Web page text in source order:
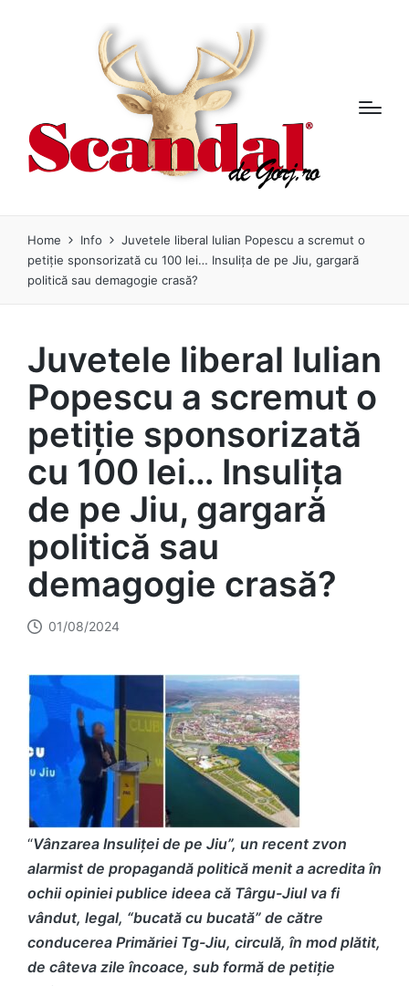
Home Info
Juvetele liberal Iulian Popescu a scremut o
petiție sponsorizată cu 100 lei… Insulița de pe Jiu, gargară
politică sau demagogie crasă?
Juvetele liberal Iulian
Popescu a scremut o
petiție sponsorizată
cu 100 lei… Insulița
de pe Jiu, gargară
politică sau
demagogie crasă?
01/08/2024
“Vânzarea Insuliței de pe Jiu”, un recent zvon
alarmist de propagandă politică menit a acredita în
ochii opiniei publice ideea că Târgu-Jiul va fi
vândut, legal, “bucată cu bucată” de către
conducerea Primăriei Tg-Jiu, circulă, în mod plătit,
de câteva zile încoace, sub formă de petiție